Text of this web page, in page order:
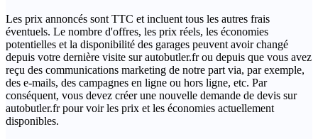
Les prix annoncés sont TTC et incluent tous les autres frais
éventuels. Le nombre d'offres, les prix réels, les économies
potentielles et la disponibilité des garages peuvent avoir changé
depuis votre dernière visite sur autobutler.fr ou depuis que vous avez
reçu des communications marketing de notre part via, par exemple,
des e-mails, des campagnes en ligne ou hors ligne, etc. Par
conséquent, vous devez créer une nouvelle demande de devis sur
autobutler.fr pour voir les prix et les économies actuellement
disponibles.